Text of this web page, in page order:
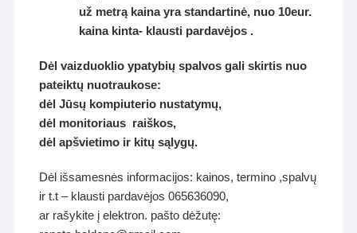
už metrą kaina yra standartinė, nuo 10eur.
kaina kinta- klausti pardavėjos .
Dėl vaizduoklio ypatybių spalvos gali skirtis nuo
pateiktų nuotraukose:
dėl Jūsų kompiuterio nustatymų,
dėl monitoriaus raiškos,
dėl apšvietimo ir kitų sąlygų.
Dėl išsamesnės informacijos: kainos, termino ,spalvų
ir t.t – klausti pardavėjos 065636090,
ar rašykite į elektron. pašto dėžutę: